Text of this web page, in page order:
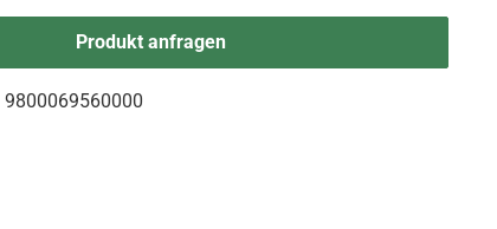
Produkt anfragen
9800069560000